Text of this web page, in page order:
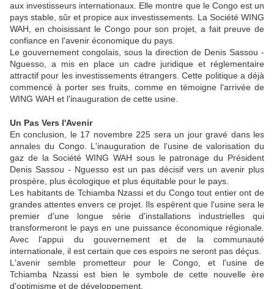
aux investisseurs internationaux. Elle montre que le Congo est un
pays stable, sûr et propice aux investissements. La Société WING
WAH, en choisissant le Congo pour son projet, a fait preuve de
confiance en l'avenir économique du pays.
Le gouvernement congolais, sous la direction de Denis Sassou -
Nguesso, a mis en place un cadre juridique et réglementaire
attractif pour les investissements étrangers. Cette politique a déjà
commencé à porter ses fruits, comme en témoigne l'arrivée de
WING WAH et l'inauguration de cette usine.
Un Pas Vers l'Avenir
En conclusion, le 17 novembre 225 sera un jour gravé dans les
annales du Congo. L'inauguration de l'usine de valorisation du
gaz de la Société WING WAH sous le patronage du Président
Denis Sassou - Nguesso est un pas décisif vers un avenir plus
prospère, plus écologique et plus équitable pour le pays.
Les habitants de Tchiamba Nzassi et du Congo tout entier ont de
grandes attentes envers ce projet. Ils espèrent que l'usine sera le
premier d'une longue série d'installations industrielles qui
transformeront le pays en une puissance économique régionale.
Avec l'appui du gouvernement et de la communauté
internationale, il est certain que ces espoirs ne seront pas déçus.
L'avenir semble prometteur pour le Congo, et l'usine de
Tchiamba Nzassi est bien le symbole de cette nouvelle ère
d'optimisme et de développement.